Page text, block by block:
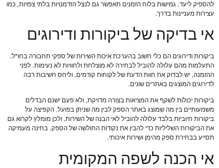
להספיק ליעד. גמישות בלוח הזמנים תאפשר גם לנצל הזדמנויות בלתי צפויות, כמו
עצירות מעניינות בדרך.
אי בדיקה של ביקורות ודירוגים
ביקורות ודירוגים הם כלי חשוב בהערכת איכות השירות של ספקי תחבורה בחו"ל.
התעלמות מהם עלולה להוביל לבחירה לא מוצלחת ולחוויות לא נעימות. לפני
ההזמנה, יש לבדוק את חוות הדעת של לקוחות קודמים, וליחס חשיבות רבה
לדירוגים המוצגים באתרים שונים.
ביקורות יכולות לשקף את המציאות בצורה מדויקת, ולא פעם ישנם הבדלים
משמעותיים בין מה שמוצג באתר הספק לבין מה שניתן בפועל. הקפיצה על
ביקורות חיוביות בלבד עלולה להוביל לאי הבנה של השירות, ולכן מומלץ לקרוא גם
את הביקורות השליליות כדי להבין את נקודות החולשה של הספק. בחינה מעמיקה
תסייע בבחירת ספק מהימן ושירות איכותי.
אי הכנה לשפה המקומית